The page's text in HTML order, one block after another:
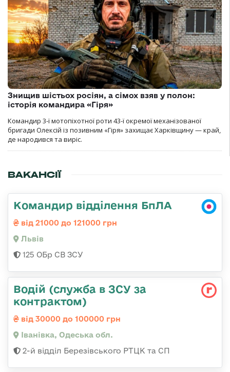
Знищив шістьох росіян, а сімох взяв у полон:
історія командира «Гіря»
Командир 3-ї мотопіхотної роти 43-ї окремої механізованої
бригади Олексій із позивним «Гіря» захищає Харківщину — край,
де народився та виріс.
ВАКАНСІЇ
Командир відділення БпЛА
від 21000 до 121000 грн
Львів
125 ОБр СВ ЗСУ
Водій (служба в ЗСУ за
контрактом)
від 30000 до 100000 грн
Іванівка, Одеська обл.
2-й відділ Березівського РТЦК та СП